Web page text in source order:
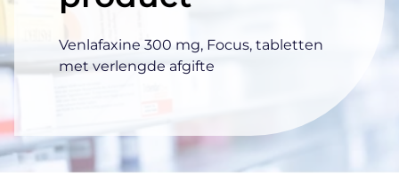
Venlafaxine 300 mg, Focus, tabletten
met verlengde afgifte